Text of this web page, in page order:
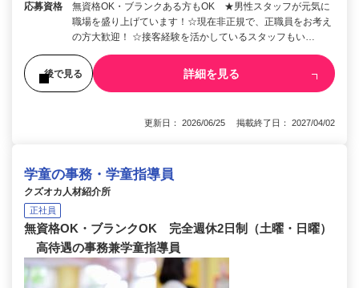
応募資格
無資格OK・ブランクある方もOK ★男性スタッフが元気に
職場を盛り上げています！☆現在非正規で、正職員をお考え
の方大歓迎！ ☆接客経験を活かしているスタッフもい…
後で見る 詳細を見る
更新日： 2026/06/25 掲載終了日： 2027/04/02
学童の事務・学童指導員
クズオカ人材紹介所
正社員
無資格OK・ブランクOK 完全週休2日制（土曜・日曜）
高待遇の事務兼学童指導員